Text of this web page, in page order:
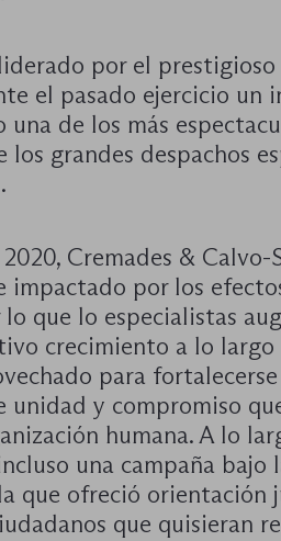
por el
el pasado ejercicio un
una de los más
los grandes despachos
Cremades &
impactado por los
lo que lo especialistas
crecimiento a lo largo
para
unidad y compromiso
humana. A lo
una campaña
que ofreció orientación
que quisieran